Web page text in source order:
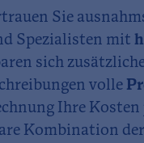
Sie
Spezialisten mit
sich
volle
Ihre
Kombination